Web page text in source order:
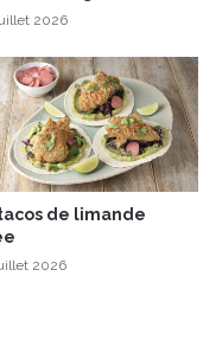
2026
tacos de limande
2026